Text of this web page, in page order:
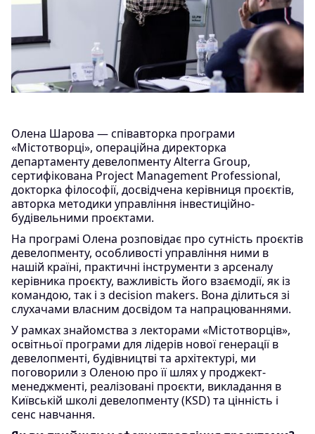
Олена Шарова — співавторка програми
«Містотворці», операційна директорка
департаменту девелопменту Alterra Group,
сертифікована Project Management Professional,
докторка філософії, досвідчена керівниця проєктів,
авторка методики управління інвестиційно-
будівельними проєктами.
На програмі Олена розповідає про сутність проєктів
девелопменту, особливості управління ними в
нашій країні, практичні інструменти з арсеналу
керівника проєкту, важливість його взаємодії, як із
командою, так і з decision makers. Вона ділиться зі
слухачами власним досвідом та напрацюваннями.
У рамках знайомства з лекторами «Містотворців»,
освітньої програми для лідерів нової генерації в
девелопменті, будівництві та архітектурі, ми
поговорили з Оленою про її шлях у проджект-
менеджменті, реалізовані проєкти, викладання в
Київській школі девелопменту (KSD) та цінність і
сенс навчання.